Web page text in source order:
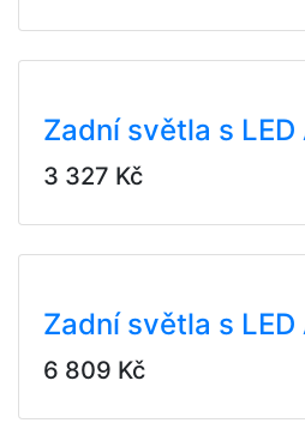
Zadní světla s LED
3 327 Kč
Zadní světla s LED
6 809 Kč